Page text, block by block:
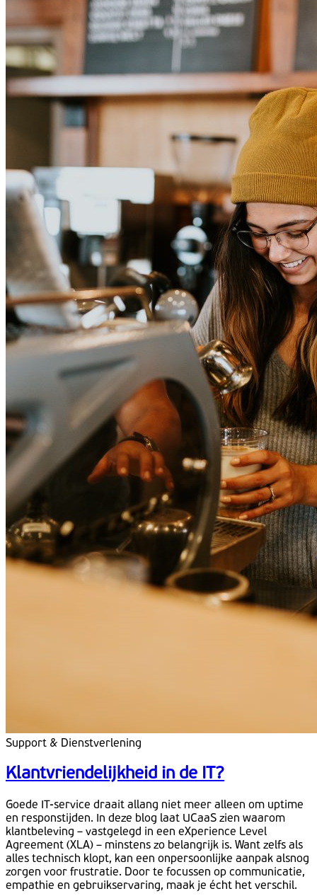
Support & Dienstverlening
Klantvriendelijkheid in de IT?
Goede IT-service draait allang niet meer alleen om uptime
en responstijden. In deze blog laat UCaaS zien waarom
klantbeleving – vastgelegd in een eXperience Level
Agreement (XLA) – minstens zo belangrijk is. Want zelfs als
alles technisch klopt, kan een onpersoonlijke aanpak alsnog
zorgen voor frustratie. Door te focussen op communicatie,
empathie en gebruikservaring, maak je écht het verschil.